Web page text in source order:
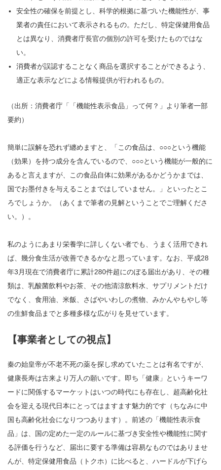
安全性の確保を前提とし、科学的根拠に基づいた機能性が、事
業者の責任において表示されるもの。ただし、特定保健用食品
とは異なり、消費者庁長官の個別の許可を受けたものではな
い。
消費者が誤認することなく商品を選択することができるよう、
適正な表示などによる情報提供が行われるもの。
（出所：消費者庁「「機能性表示食品」って何？」より筆者一部
要約）
簡単に誤解を恐れず纏めますと、「この食品は、○○○という機能
（効果）を持つ成分を含んでいるので、○○○という機能が一般的に
あると言えますが、この食品自体に効果があるかどうかまでは、
国でお墨付きを与えることまではしていません。」といったとこ
ろでしょうか。（あくまで筆者の見解ということでご理解くださ
い。）。
私のようにあまり栄養学に詳しくない者でも、うまく活用できれ
ば、幾分食生活が改善できるかなと思っています。なお、平成28
年3月現在で消費者庁に累計280件超にのぼる届出があり、その種
類は、乳酸菌飲料やお茶、その他清涼飲料水、サプリメントだけ
でなく、食用油、米飯、さばやいわしの煮物、みかんやもやし等
の生鮮食品までと多種多様な広がりを見せています。
【事業者としての視点】
秦の始皇帝が不老不死の薬を探し求めていたことは有名ですが、
健康長寿は古来より万人の願いです。即ち「健康」というキーワ
ードに関係するマーケットはいつの時代にも存在し、超高齢化社
会を迎える現代日本にとってはますます魅力的です（ちなみに中
国も高齢化社会になりつつあります）。前述の「機能性表示食
品」は、国の定めた一定のルールに基づき安全性や機能性に関す
る評価を行うなど、届出に要する準備は容易なものではありませ
んが、特定保健用食品（トクホ）に比べると、ハードルが下げら